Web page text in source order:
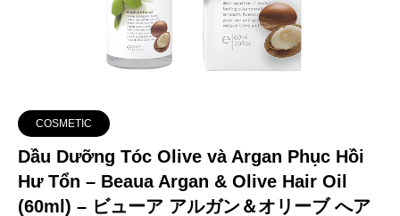
COSMETIC
Dầu Dưỡng Tóc Olive và Argan Phục Hồi
Hư Tổn – Beaua Argan & Olive Hair Oil
(60ml) – ビューア アルガン＆オリーブ へア